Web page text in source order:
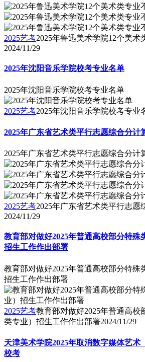
2025艺考2025年鲁迅美术学院12个美术
2024/11/29
2025年沈阳音乐学院校考专业名单
2025年沈阳音乐学院校考专业名单
2025艺考2025年沈阳音乐学院校考专业
2025年广东省艺术类平行志愿综合分计
2025年广东省艺术类平行志愿综合分计
2025艺考2025年广东省艺术类平行志愿
2024/11/29
教育部对做好2025年普通高校部分特殊
招生工作作出部署
教育部对做好2025年普通高校部分特殊
招生工作作出部署
2025艺考教育部对做好2025年普通高校
类专业）招生工作作出部署2024/11/29
天津美术学院2025年取消数字媒体艺术
校考